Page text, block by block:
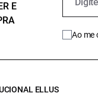
E
Ao me
ELLUS